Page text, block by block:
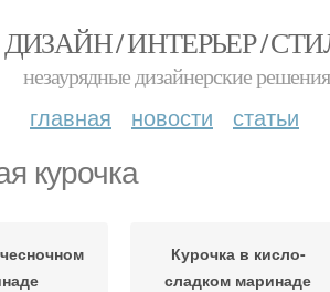
ДИЗАЙН / ИНТЕРЬЕР /
незаурядные дизайнерские
главная новости статьи
курочка
Курочка в кисло-
сладком маринаде